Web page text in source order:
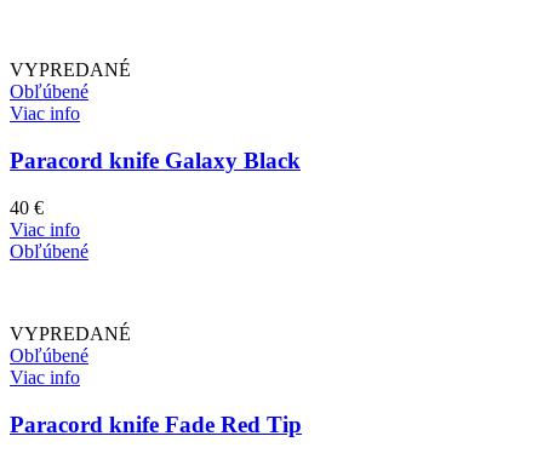
VYPREDANÉ
Obľúbené
Viac info
Paracord knife Galaxy Black
40 €
Viac info
Obľúbené
VYPREDANÉ
Obľúbené
Viac info
Paracord knife Fade Red Tip